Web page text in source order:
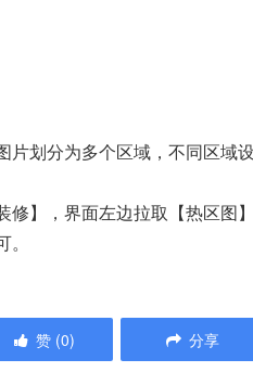
划分为多个区域，不同区域
】，界面左边拉取【热区图
赞 (0) 分享